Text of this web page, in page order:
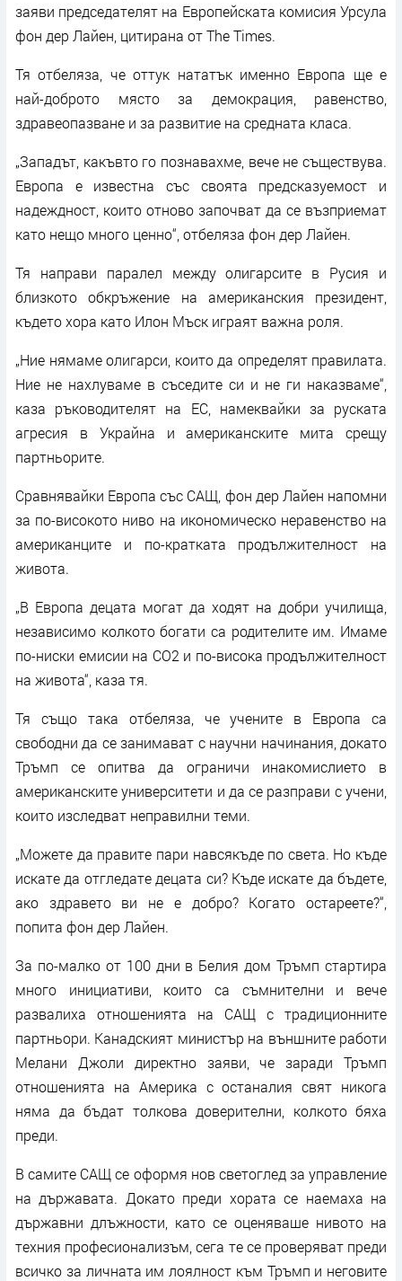
заяви председателят на Европейската комисия Урсула
фон дер Лайен, цитирана от The Times.
Тя отбеляза, че оттук нататък именно Европа ще е
най-доброто място за демокрация, равенство,
здравеопазване и за развитие на средната класа.
„Западът, какъвто го познавахме, вече не съществува.
Европа е известна със своята предсказуемост и
надеждност, които отново започват да се възприемат
като нещо много ценно“, отбеляза фон дер Лайен.
Тя направи паралел между олигарсите в Русия и
близкото обкръжение на американския президент,
където хора като Илон Мъск играят важна роля.
„Ние нямаме олигарси, които да определят правилата.
Ние не нахлуваме в съседите си и не ги наказваме“,
каза ръководителят на ЕС, намеквайки за руската
агресия в Украйна и американските мита срещу
партньорите.
Сравнявайки Европа със САЩ, фон дер Лайен напомни
за по-високото ниво на икономическо неравенство на
американците и по-кратката продължителност на
живота.
„В Европа децата могат да ходят на добри училища,
независимо колкото богати са родителите им. Имаме
по-ниски емисии на CO2 и по-висока продължителност
на живота“, каза тя.
Тя също така отбеляза, че учените в Европа са
свободни да се занимават с научни начинания, докато
Тръмп се опитва да ограничи инакомислието в
американските университети и да се разправи с учени,
които изследват неправилни теми.
„Можете да правите пари навсякъде по света. Но къде
искате да отгледате децата си? Къде искате да бъдете,
ако здравето ви не е добро? Когато остареете?“,
попита фон дер Лайен.
За по-малко от 100 дни в Белия дом Тръмп стартира
много инициативи, които са съмнителни и вече
развалиха отношенията на САЩ с традиционните
партньори. Канадският министър на външните работи
Мелани Джоли директно заяви, че заради Тръмп
отношенията на Америка с останалия свят никога
няма да бъдат толкова доверителни, колкото бяха
преди.
В самите САЩ се оформя нов светоглед за управление
на държавата. Докато преди хората се наемаха на
държавни длъжности, като се оценяваше нивото на
техния професионализъм, сега те се проверяват преди
всичко за личната им лоялност към Тръмп и неговите